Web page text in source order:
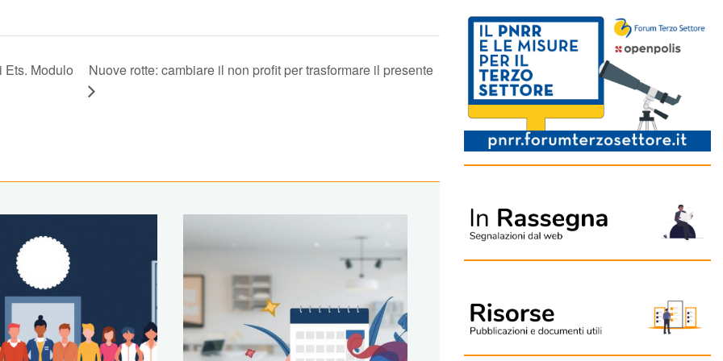
Modulo Nuove rotte: cambiare il non profit per trasformare il presente